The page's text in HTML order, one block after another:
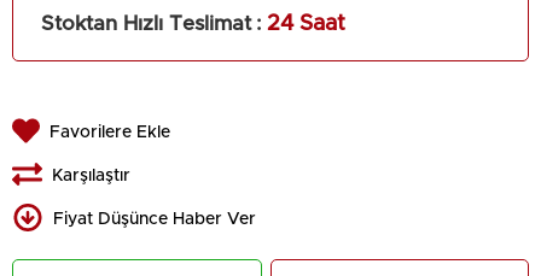
Stoktan Hızlı Teslimat : 24 Saat
Favorilere Ekle
Karşılaştır
Fiyat Düşünce Haber Ver